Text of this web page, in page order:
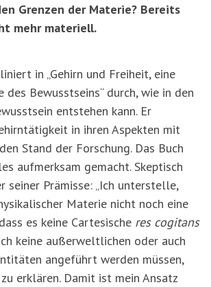
Grenzen der Materie? Bereits
mehr materiell.
in „Gehirn und Freiheit, eine
des Bewusstseins“ durch, wie in den
entstehen kann. Er
in ihren Aspekten mit
Stand der Forschung. Das Buch
aufmerksam gemacht. Skeptisch
seiner Prämisse: „Ich unterstelle,
Materie nicht noch eine
es keine Cartesische res cogitans
keine außerweltlichen oder auch
angeführt werden müssen,
erklären. Damit ist mein Ansatz